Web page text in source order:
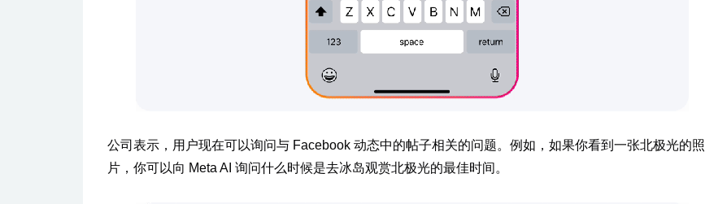
公司表示，用户现在可以询问与 Facebook 动态中的帖子相关的问题。例如，如果你看到一张北极光的照
片，你可以向 Meta AI 询问什么时候是去冰岛观赏北极光的最佳时间。